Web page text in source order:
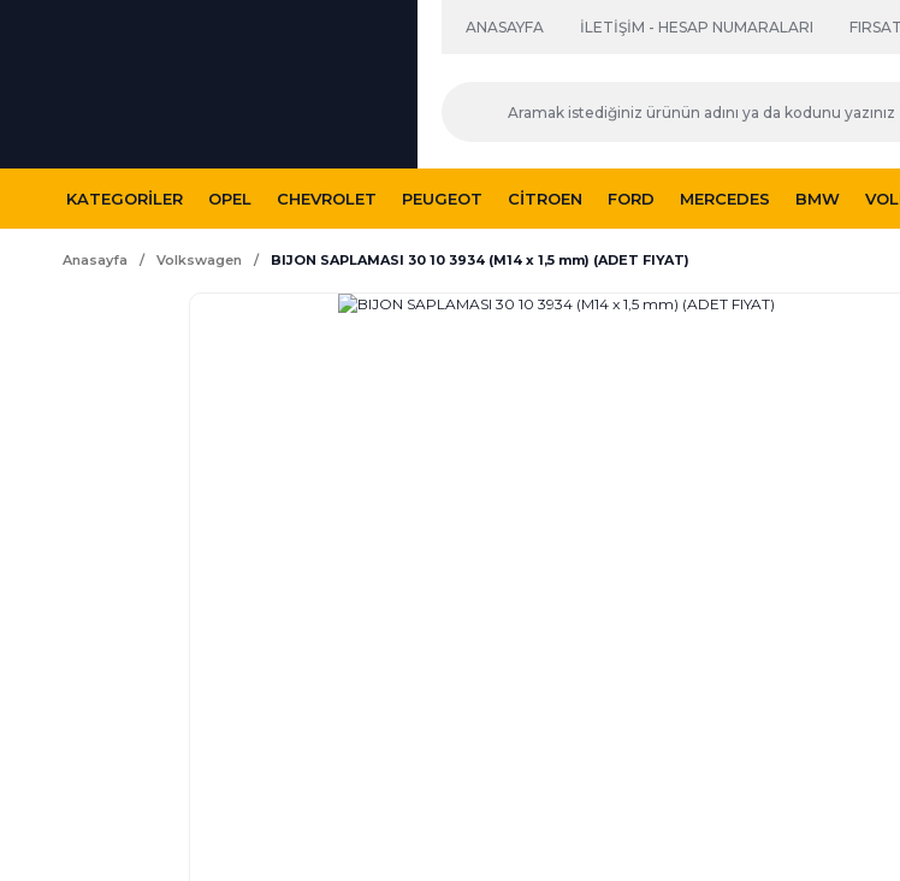
ANASAYFA İLETİŞİM - HESAP NUMARALARI
KATEGORILER OPEL CHEVROLET PEUGEOT CITROEN FORD MERCEDES BMW
Anasayfa Volkswagen BIJON SAPLAMASI 30 10 3934 (M14 x 1,5 mm) (ADET FIYAT)